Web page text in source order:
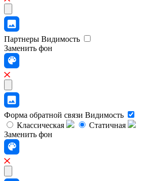
Партнеры Видимость
Заменить фон
Форма обратной связи Видимость
Классическая
Статичная
Заменить фон